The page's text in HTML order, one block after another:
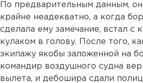
По предварительным данным, он
крайне неадекватно, а когда
сделала ему замечание, встал с
кулаком в голову. После того,
экипажу якобы заложенной на
командир воздушного судна
вылета, и дебошира сдали